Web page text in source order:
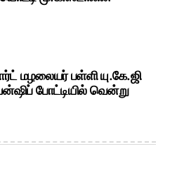
மழலையர் பள்ளி யு.கே.ஜி
போட்டியில் வென்று